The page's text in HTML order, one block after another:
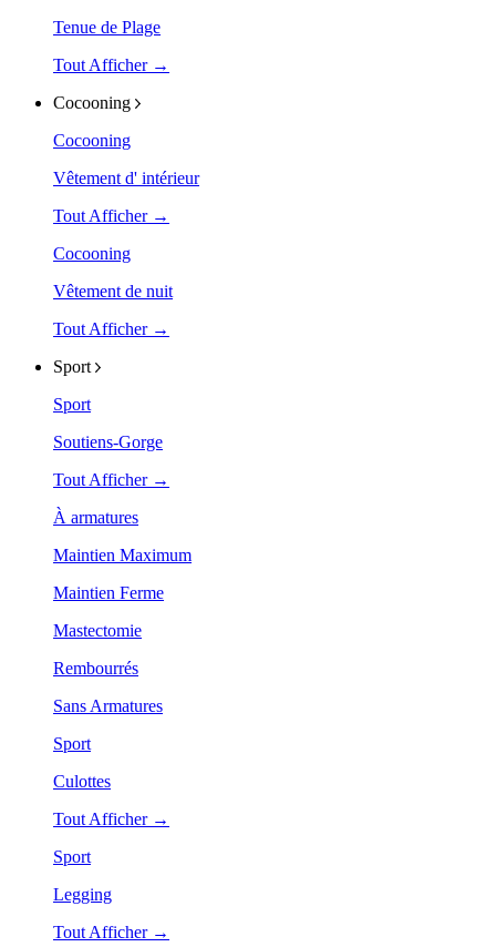
Tenue de Plage
Tout Afficher →
Cocooning
Cocooning
Vêtement d' intérieur
Tout Afficher →
Cocooning
Vêtement de nuit
Tout Afficher →
Sport
Sport
Soutiens-Gorge
Tout Afficher →
À armatures
Maintien Maximum
Maintien Ferme
Mastectomie
Rembourrés
Sans Armatures
Sport
Culottes
Tout Afficher →
Sport
Legging
Tout Afficher →